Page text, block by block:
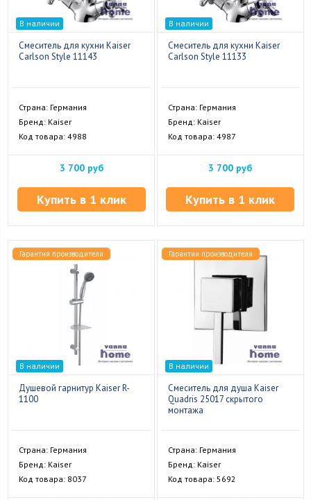
В наличии
Смеситель для кухни Kaiser
Carlson Style 11143
Страна: Германия
Бренд: Kaiser
Код товара: 4988
3 700 руб
Купить в 1 клик
В наличии
Смеситель для кухни Kaiser
Carlson Style 11133
Страна: Германия
Бренд: Kaiser
Код товара: 4987
3 700 руб
Купить в 1 клик
Гарантия производителя
В наличии
Душевой гарнитур Kaiser R-
1100
Страна: Германия
Бренд: Kaiser
Код товара: 8037
Гарантия производителя
В наличии
Смеситель для душа Kaiser
Quadris 25017 скрытого
монтажа
Страна: Германия
Бренд: Kaiser
Код товара: 5692